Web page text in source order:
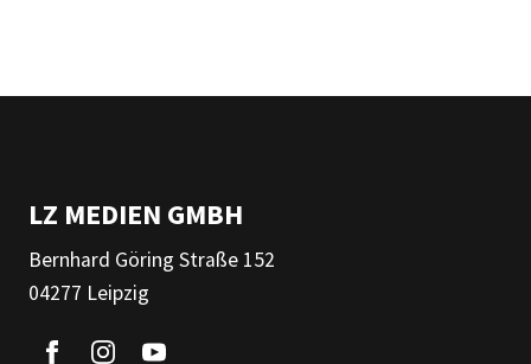
LZ MEDIEN GMBH
Bernhard Göring Straße 152
04277 Leipzig